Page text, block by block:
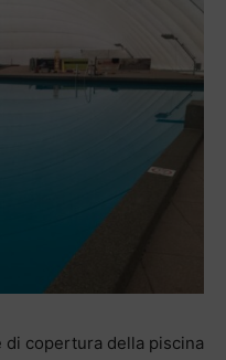
copertura della piscina